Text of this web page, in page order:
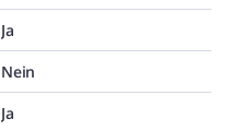
Ja
Nein
Ja